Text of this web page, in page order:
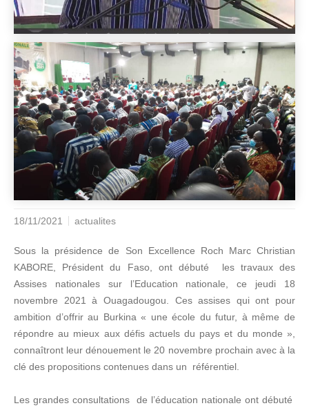
18/11/2021 actualites
Sous la présidence de Son Excellence Roch Marc Christian
KABORE, Président du Faso, ont débuté les travaux des
Assises nationales sur l’Education nationale, ce jeudi 18
novembre 2021 à Ouagadougou. Ces assises qui ont pour
ambition d’offrir au Burkina « une école du futur, à même de
répondre au mieux aux défis actuels du pays et du monde »,
connaîtront leur dénouement le 20 novembre prochain avec à la
clé des propositions contenues dans un référentiel.
Les grandes consultations de l’éducation nationale ont débuté